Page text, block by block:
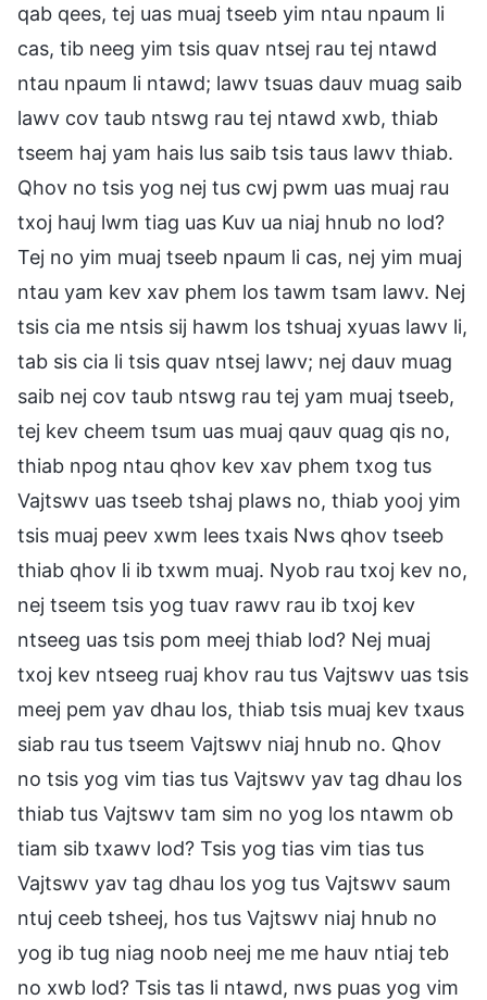
qab qees, tej uas muaj tseeb yim ntau npaum li
cas, tib neeg yim tsis quav ntsej rau tej ntawd
ntau npaum li ntawd; lawv tsuas dauv muag saib
lawv cov taub ntswg rau tej ntawd xwb, thiab
tseem haj yam hais lus saib tsis taus lawv thiab.
Qhov no tsis yog nej tus cwj pwm uas muaj rau
txoj hauj lwm tiag uas Kuv ua niaj hnub no lod?
Tej no yim muaj tseeb npaum li cas, nej yim muaj
ntau yam kev xav phem los tawm tsam lawv. Nej
tsis cia me ntsis sij hawm los tshuaj xyuas lawv li,
tab sis cia li tsis quav ntsej lawv; nej dauv muag
saib nej cov taub ntswg rau tej yam muaj tseeb,
tej kev cheem tsum uas muaj qauv quag qis no,
thiab npog ntau qhov kev xav phem txog tus
Vajtswv uas tseeb tshaj plaws no, thiab yooj yim
tsis muaj peev xwm lees txais Nws qhov tseeb
thiab qhov li ib txwm muaj. Nyob rau txoj kev no,
nej tseem tsis yog tuav rawv rau ib txoj kev
ntseeg uas tsis pom meej thiab lod? Nej muaj
txoj kev ntseeg ruaj khov rau tus Vajtswv uas tsis
meej pem yav dhau los, thiab tsis muaj kev txaus
siab rau tus tseem Vajtswv niaj hnub no. Qhov
no tsis yog vim tias tus Vajtswv yav tag dhau los
thiab tus Vajtswv tam sim no yog los ntawm ob
tiam sib txawv lod? Tsis yog tias vim tias tus
Vajtswv yav tag dhau los yog tus Vajtswv saum
ntuj ceeb tsheej, hos tus Vajtswv niaj hnub no
yog ib tug niag noob neej me me hauv ntiaj teb
no xwb lod? Tsis tas li ntawd, nws puas yog vim